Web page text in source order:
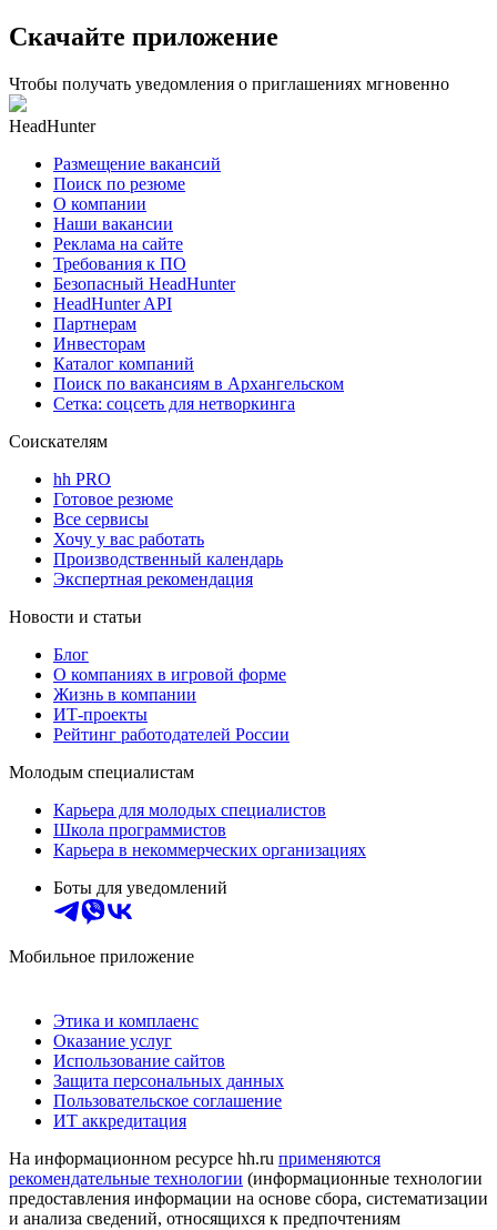
Скачайте приложение
Чтобы получать уведомления о приглашениях мгновенно
HeadHunter
Размещение вакансий
Поиск по резюме
О компании
Наши вакансии
Реклама на сайте
Требования к ПО
Безопасный HeadHunter
HeadHunter API
Партнерам
Инвесторам
Каталог компаний
Поиск по вакансиям в Архангельском
Сетка: соцсеть для нетворкинга
Соискателям
hh PRO
Готовое резюме
Все сервисы
Хочу у вас работать
Производственный календарь
Экспертная рекомендация
Новости и статьи
Блог
О компаниях в игровой форме
Жизнь в компании
ИТ-проекты
Рейтинг работодателей России
Молодым специалистам
Карьера для молодых специалистов
Школа программистов
Карьера в некоммерческих организациях
Боты для уведомлений
Мобильное приложение
Этика и комплаенс
Оказание услуг
Использование сайтов
Защита персональных данных
Пользовательское соглашение
ИТ аккредитация
На информационном ресурсе hh.ru применяются
рекомендательные технологии (информационные технологии
предоставления информации на основе сбора, систематизации
и анализа сведений, относящихся к предпочтениям